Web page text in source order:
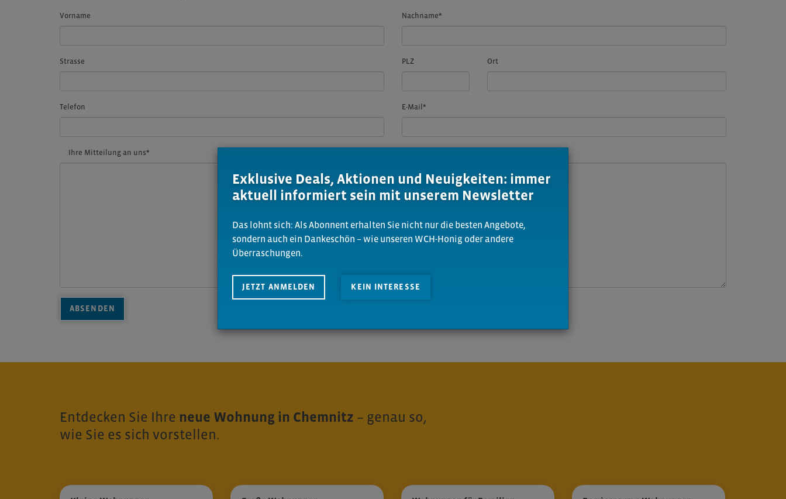
Vorname Nachname*
Strasse PLZ Ort
Telefon E-Mail *
Ihre Mitteilung an uns*
ABSENDEN
Entdecken Sie Ihre neue Wohnung in Chemnitz – genau so,
wie Sie es sich vorstellen.
Exklusive Deals, Aktionen und Neuigkeiten: immer
aktuell informiert sein mit unserem Newsletter
Das lohnt sich: Als Abonnent erhalten Sie nicht nur die besten Angebote,
sondern auch ein Dankeschön – wie unseren WCH-Honig oder andere
Überraschungen.
JETZT ANMELDEN KEIN INTERESSE